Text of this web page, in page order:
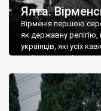
Ялта.
Вірменія першою
як державну релігію,
українців, які усіх
є відданими